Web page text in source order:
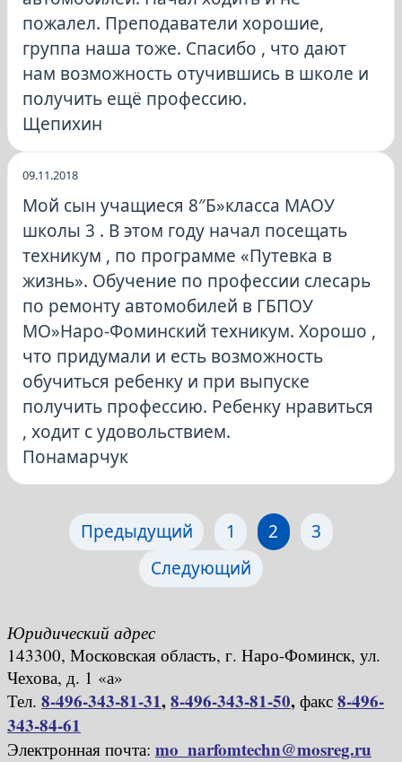
пожалел. Преподаватели хорошие,
группа наша тоже. Спасибо , что дают
нам возможность отучившись в школе и
получить ещё профессию.
Щепихин
09.11.2018
Мой сын учащиеся 8″Б»класса МАОУ
школы 3 . В этом году начал посещать
техникум , по программе «Путевка в
жизнь». Обучение по профессии слесарь
по ремонту автомобилей в ГБПОУ
МО»Наро-Фоминский техникум. Хорошо ,
что придумали и есть возможность
обучиться ребенку и при выпуске
получить профессию. Ребенку нравиться
, ходит с удовольствием.
Понамарчук
Предыдущий Страница
1 Страница
2
3
Следующий
Юридический адрес
143300, Московская область, г. Наро-Фоминск, ул.
Чехова, д. 1 «а»
Тел. 8-496-343-81-31,8-496-343-81-50, факс 8-496-
343-84-61
Электронная почта: mo_narfomtechn@mosreg.ru